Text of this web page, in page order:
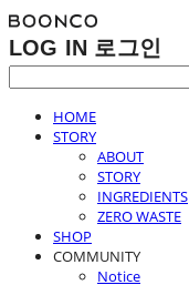
LOG IN 로그인
HOME
STORY
ABOUT
STORY
INGREDIENTS
ZERO WASTE
SHOP
COMMUNITY
Notice